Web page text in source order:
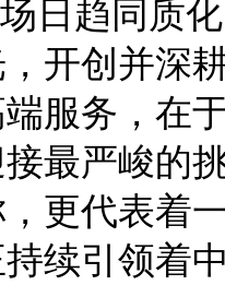
日趋同质
开创并深
服务，在
最严峻的
更代表着
续引领着